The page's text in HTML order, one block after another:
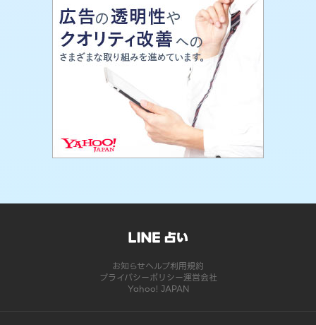
お知らせヘルプ利用規約
プライバシーポリシー運営会社
Yahoo! JAPAN